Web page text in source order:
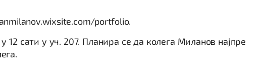
portfolio.
сати у уч. 207. Планира се да колега Миланов најпре